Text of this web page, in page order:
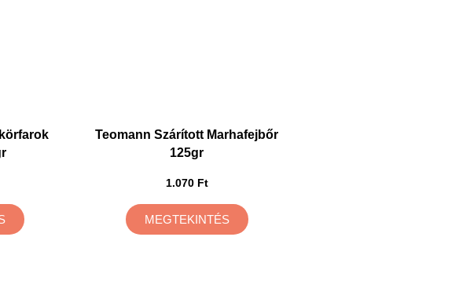
Teomann Szárított Marhafejbőr
125gr
1.070 Ft
MEGTEKINTÉS